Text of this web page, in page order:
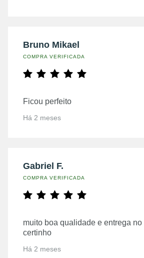
Bruno Mikael
COMPRA VERIFICADA
Ficou perfeito
Há 2 meses
Gabriel F.
COMPRA VERIFICADA
muito boa qualidade e entrega no
certinho
Há 2 meses